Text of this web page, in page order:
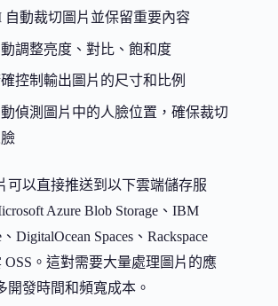
自動裁切圖片並保留重要內容
動調整亮度、對比、飽和度
確控制輸出圖片的尺寸和比例
動偵測圖片中的人臉位置，確保裁切
可以直接推送到以下雲端儲存服
Azure Blob Storage、IBM
DigitalOcean Spaces、Rackspace
OSS。這對需要大量處理圖片的應
開發時間和頻寬成本。